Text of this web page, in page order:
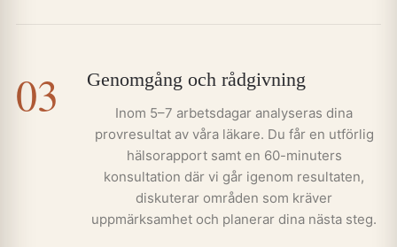
03 Genomgång och rådgivning
Inom 5–7 arbetsdagar analyseras dina
provresultat av våra läkare. Du får en utförlig
hälsorapport samt en 60-minuters
konsultation där vi går igenom resultaten,
diskuterar områden som kräver
uppmärksamhet och planerar dina nästa steg.